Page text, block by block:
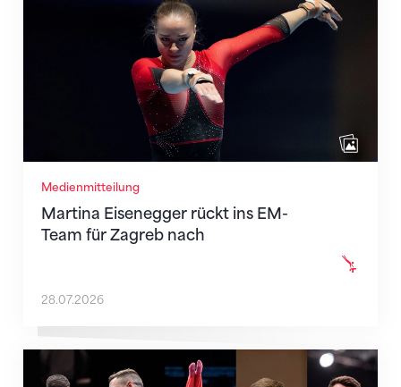
Medienmitteilung
Martina Eisenegger rückt ins EM-
Team für Zagreb nach
28.07.2026
Männer-Team für die EM in Zagreb nominiert